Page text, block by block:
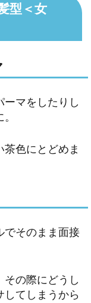
型＜女
ーマをしたりし
色にとどめま
でそのまま面接
の際にどうし
てしまうから